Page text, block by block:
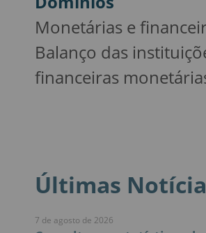
Monetárias e
Balanço das
financeiras
Últimas
7 de agosto de 2026